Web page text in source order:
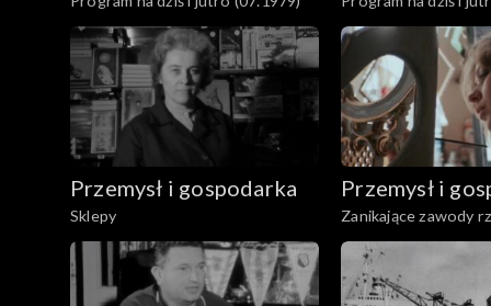
Przemysł i gospodarka
Sklepy
Przemysł i
Zanikające zawody